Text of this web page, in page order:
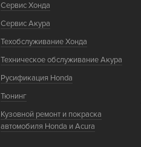
Сервис Хонда
Сервис Акура
Техобслуживание Хонда
Техническое обслуживание Акура
Русификация Honda
Тюнинг
Кузовной ремонт и покраска
автомобиля Honda и Acura